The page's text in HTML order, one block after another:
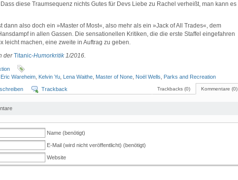
diese Traumsequenz nichts Gutes für Devs Liebe zu Rachel verheißt, man kann es
dann also doch ein »Master of Most«, also mehr als ein »Jack of All Trades«, dem
in allen Gassen. Die sensationellen Kritiken, die die erste Staffel eingefahren
leicht machen, eine zweite in Auftrag zu geben.
derTitanic-Humorkritik1/2016.
Eric Wareheim Kelvin Yu Lena Waithe Master of None Noël Wells Parks and Recreation
Kommentare (0)
Trackbacks (0)
Trackback
Name (benötigt)
E-Mail (wird nicht veröffentlicht) (benötigt)
Website